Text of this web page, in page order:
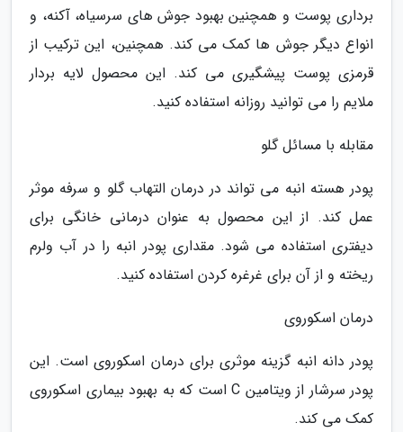
برداری پوست و همچنین بهبود جوش های سرسیاه، آکنه، و
انواع دیگر جوش ها کمک می کند. همچنین، این ترکیب از
قرمزی پوست پیشگیری می کند. این محصول لایه بردار
ملایم را می توانید روزانه استفاده کنید.
مقابله با مسائل گلو
پودر هسته انبه می تواند در درمان التهاب گلو و سرفه موثر
عمل کند. از این محصول به عنوان درمانی خانگی برای
دیفتری استفاده می شود. مقداری پودر انبه را در آب ولرم
ریخته و از آن برای غرغره کردن استفاده کنید.
درمان اسکوروی
پودر دانه انبه گزینه موثری برای درمان اسکوروی است. این
پودر سرشار از ویتامین C است که به بهبود بیماری اسکوروی
کمک می کند.